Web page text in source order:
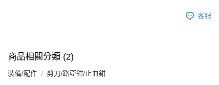
客服
商品相關分類 (2)
裝備/配件 剪刀/路亞鉗/止血鉗